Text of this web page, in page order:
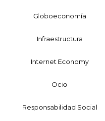
Globoeconomía
Infraestructura
Internet Economy
Ocio
Responsabilidad Social